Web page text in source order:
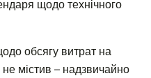
щодо технічного
обсягу витрат на
містив – надзвичайно